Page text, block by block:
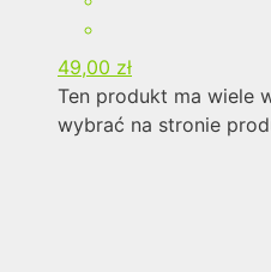
49,00 zł
Ten produkt ma wiele
wybrać na stronie